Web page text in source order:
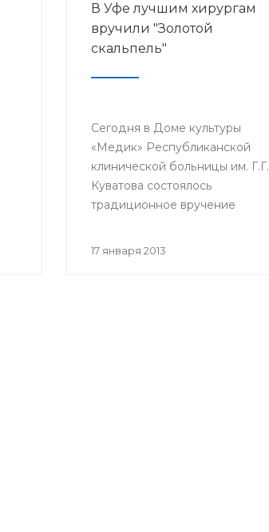
В Уфе лучшим хирургам
вручили "Золотой
скальпель"
Сегодня в Доме культуры
«Медик» Республиканской
клинической больницы им. Г.Г.
Куватова состоялось
традиционное вручение
17 января 2013